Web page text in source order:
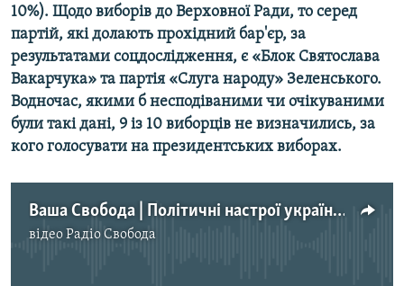
10%). Щодо виборів до Верховної Ради, то серед
партій, які долають прохідний бар'єр, за
результатами соцдослідження, є «Блок Святослава
Вакарчука» та партія «Слуга народу» Зеленського.
Водночас, якими б несподіваними чи очікуваними
були такі дані, 9 із 10 виборців не визначились, за
кого голосувати на президентських виборах.
Ваша Свобода | Політичні настрої українців. Свіже соціологічне дослідження
відеоРадіо Свобода
No media source currently available